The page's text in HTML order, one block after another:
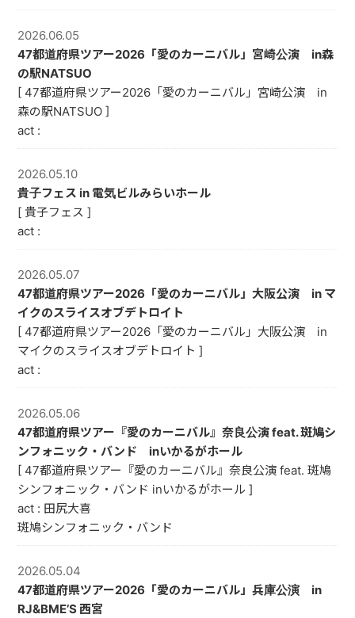
2026.06.05
47都道府県ツアー2026「愛のカーニバル」宮崎公演 in森
の駅NATSUO
[ 47都道府県ツアー2026「愛のカーニバル」宮崎公演 in
森の駅NATSUO ]
act :
2026.05.10
貴子フェス in 電気ビルみらいホール
[ 貴子フェス ]
act :
2026.05.07
47都道府県ツアー2026「愛のカーニバル」大阪公演 in マ
イクのスライスオブデトロイト
[ 47都道府県ツアー2026「愛のカーニバル」大阪公演 in
マイクのスライスオブデトロイト ]
act :
2026.05.06
47都道府県ツアー『愛のカーニバル』奈良公演 feat. 斑鳩シ
ンフォニック・バンド inいかるがホール
[ 47都道府県ツアー『愛のカーニバル』奈良公演 feat. 斑鳩
シンフォニック・バンド inいかるがホール ]
act : 田尻大喜
斑鳩シンフォニック・バンド
2026.05.04
47都道府県ツアー2026「愛のカーニバル」兵庫公演 in
RJ&BME’S 西宮